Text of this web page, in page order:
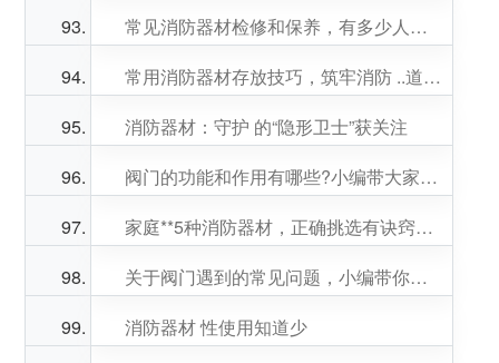
常见消防器材检修和保养，有多少人做对了?
常用消防器材存放技巧，筑牢消防 ..道防线
消防器材：守护 的“隐形卫士”获关注
阀门的功能和作用有哪些?小编带大家来了解！
家庭**5种消防器材，正确挑选有诀窍！快来跟小编一起来看看吧。
关于阀门遇到的常见问题，小编带你来解决!
消防器材 性使用知道少